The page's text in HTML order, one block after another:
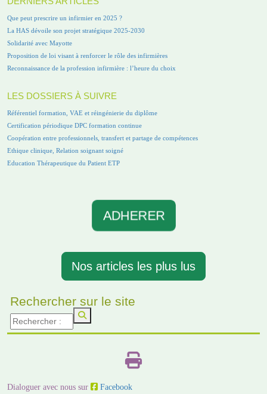
Que peut prescrire un infirmier en 2025 ?
La HAS dévoile son projet stratégique 2025-2030
Solidarité avec Mayotte
Proposition de loi visant à renforcer le rôle des infirmières
Reconnaissance de la profession infirmière : l’heure du choix
LES DOSSIERS À SUIVRE
Référentiel formation, VAE et réingénierie du diplôme
Certification périodique DPC formation continue
Coopération entre professionnels, transfert et partage de compétences
Ethique clinique, Relation soignant soigné
Education Thérapeutique du Patient ETP
ADHERER
Nos articles les plus lus
Rechercher sur le site
Dialoguer avec nous sur
Facebook